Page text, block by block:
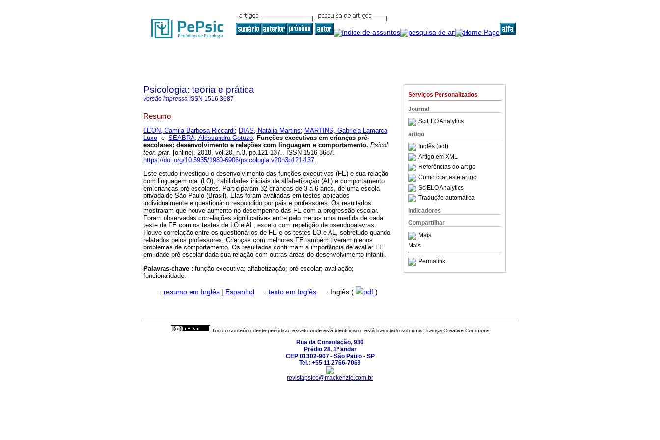
Serviços Personalizados
Journal
SciELO Analytics
artigo
Inglês (pdf)
Artigo em XML
Referências do artigo
Como citar este artigo
SciELO Analytics
Tradução automática
Indicadores
Compartilhar
Mais
Mais
Permalink
Psicologia: teoria e prática
versão impressa ISSN 1516-3687
Resumo
LEON, Camila Barbosa Riccardi; DIAS, Natália Martins; MARTINS, Gabriela Lamarca
Luxo e SEABRA, Alessandra Gotuzo. Funções executivas em crianças pré-
escolares: desenvolvimento e relações com linguagem e comportamento. Psicol.
teor. prat. [online]. 2018, vol.20, n.3, pp.121-137.. ISSN 1516-3687.
https://doi.org/10.5935/1980-6906/psicologia.v20n3p121-137.
Este estudo investigou o desenvolvimento das funções executivas (FE) e sua relação
com linguagem oral (LO), habilidades iniciais de alfabetização (AL) e comportamento
em crianças pré-escolares. Participaram 32 crianças de 3 a 6 anos, de uma escola
privada de São Paulo (Brasil). Elas foram avaliadas em testes aplicados
individualmente e questionário respondido por pais e professores. Os resultados
mostraram que houve aumento no desempenho das FE com a progressão escolar.
Foram observadas correlações significativas entre pelo menos uma medida de cada
teste de FE com os testes de LO e AL, exceto com repetição de pseudopalavras.
Houve correlação entre os questionários de FE e os testes LO e AL, sobretudo quando
relatados pelos professores. Crianças com melhores FE também tiveram menos
problemas de comportamento. Os resultados confirmam a importância de avaliar FE
em idade pré-escolar dada sua relação com outras áreas do desenvolvimento infantil.
Palavras-chave : função executiva; alfabetização; pré-escolar; avaliação;
funcionalidade.
· resumo em Inglês | Espanhol · texto em Inglês · Inglês ( pdf )
Todo o conteúdo deste periódico, exceto onde está identificado, está licenciado sob uma Licença Creative Commons
Rua da Consolação, 930
Prédio 28, 1º andar
CEP 01302-907 - São Paulo - SP
Tel.: +55 11 2766-7069
revistapsico@mackenzie.com.br